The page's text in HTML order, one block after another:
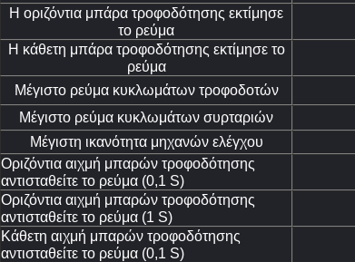
Η οριζόντια μπάρα τροφοδότησης εκτίμησε
το ρεύμα
Η κάθετη μπάρα τροφοδότησης εκτίμησε το
ρεύμα
Μέγιστο ρεύμα κυκλωμάτων τροφοδοτών
Μέγιστο ρεύμα κυκλωμάτων συρταριών
Μέγιστη ικανότητα μηχανών ελέγχου
Οριζόντια αιχμή μπαρών τροφοδότησης
αντισταθείτε το ρεύμα (0,1 S)
Οριζόντια αιχμή μπαρών τροφοδότησης
αντισταθείτε το ρεύμα (1 S)
Κάθετη αιχμή μπαρών τροφοδότησης
αντισταθείτε το ρεύμα (0,1 S)